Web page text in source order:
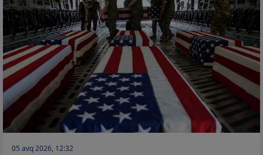
05 avq 2026, 12:32